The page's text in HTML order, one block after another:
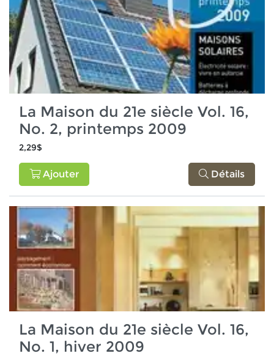
La Maison du 21e siècle Vol. 16,
No. 2, printemps 2009
2,29$
Ajouter Détails
La Maison du 21e siècle Vol. 16,
No. 1, hiver 2009